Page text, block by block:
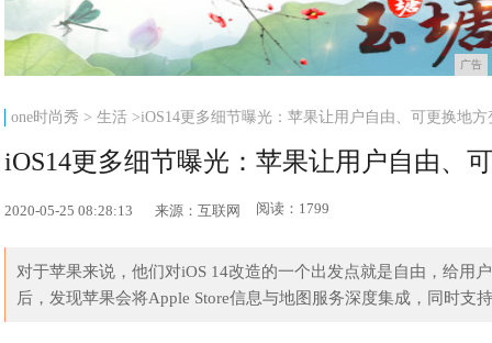
广告
one时尚秀 >生活 >iOS14更多细节曝光：苹果让用户自由、可更换地方
iOS14更多细节曝光：苹果让用户自由、
2020-05-25 08:28:13 来源：互联网 阅读：1799
对于苹果来说，他们对iOS 14改造的一个出发点就是自由，给用
后，发现苹果会将Apple Store信息与地图服务深度集成，同时支